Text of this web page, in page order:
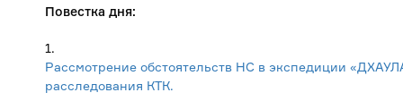
Повестка дня:
1.
Рассмотрение обстоятельств НС в экспедиции
расследования КТК.